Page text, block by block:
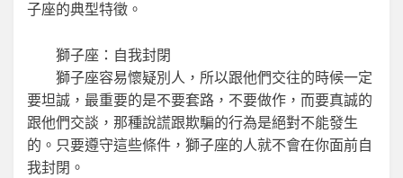
子座的典型特徵。
獅子座：自我封閉
獅子座容易懷疑別人，所以跟他們交往的時候一定
要坦誠，最重要的是不要套路，不要做作，而要真誠的
跟他們交談，那種說謊跟欺騙的行為是絕對不能發生
的。只要遵守這些條件，獅子座的人就不會在你面前自
我封閉。